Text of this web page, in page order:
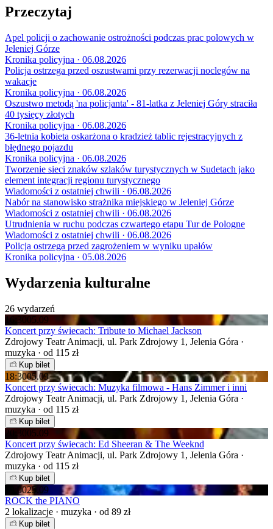
Przeczytaj
Apel policji o zachowanie ostrożności podczas prac polowych w
Jeleniej Górze
Kronika policyjna · 06.08.2026
Policja ostrzega przed oszustwami przy rezerwacji noclegów na
wakacje
Kronika policyjna · 06.08.2026
Oszustwo metodą 'na policjanta' - 81-latka z Jeleniej Góry straciła
40 tysięcy złotych
Kronika policyjna · 06.08.2026
36-letnia kobieta oskarżona o kradzież tablic rejestracyjnych z
błędnego pojazdu
Kronika policyjna · 06.08.2026
Tworzenie sieci znaków szlaków turystycznych w Sudetach jako
element integracji regionu turystycznego
Wiadomości z ostatniej chwili · 06.08.2026
Nabór na stanowisko strażnika miejskiego w Jeleniej Górze
Wiadomości z ostatniej chwili · 06.08.2026
Utrudnienia w ruchu podczas czwartego etapu Tur de Pologne
Wiadomości z ostatniej chwili · 06.08.2026
Policja ostrzega przed zagrożeniem w wyniku upałów
Kronika policyjna · 05.08.2026
Wydarzenia kulturalne
26 wydarzeń
16:3005.09
Koncert przy świecach: Tribute to Michael Jackson
Zdrojowy Teatr Animacji, ul. Park Zdrojowy 1, Jelenia Góra ·
muzyka · od 115 zł
Kup bilet
18:3005.09
Koncert przy świecach: Muzyka filmowa - Hans Zimmer i inni
Zdrojowy Teatr Animacji, ul. Park Zdrojowy 1, Jelenia Góra ·
muzyka · od 115 zł
Kup bilet
20:3005.09
Koncert przy świecach: Ed Sheeran & The Weeknd
Zdrojowy Teatr Animacji, ul. Park Zdrojowy 1, Jelenia Góra ·
muzyka · od 115 zł
Kup bilet
19:0025.09
ROCK the PIANO
2 lokalizacje · muzyka · od 89 zł
Kup bilet